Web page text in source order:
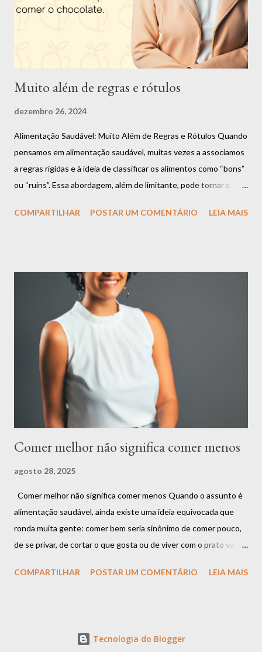
coisa. Fui uma criança acima do peso e desde nova senti o peso
dos padrões de beleza impostos pela sociedade. O ano de 2022
Muito além de regras e rótulos
dezembro 26, 2024
Alimentação Saudável: Muito Além de Regras e Rótulos Quando
pensamos em alimentação saudável, muitas vezes a associamos
a regras rígidas e à ideia de classificar os alimentos como “bons”
ou “ruins”. Essa abordagem, além de limitante, pode tornar a
que uma alimentação equilibrada vai muito além dessas
podem ter espaço na sua rotina. Há o momento de apreciar uma
refeição rica em nutrientes, como uma salada colorida e cheia de
sabor. E também há o momento de saborear aquele doce que
você tanto gosta ou um prato especial que traz conforto e boas
memórias. Esses momentos não só são normais, mas também
essenciais para uma relação leve com a comida. O segredo não
está em criar proibições, mas em encontrar o equilíbrio.
Alimentar-se bem é sobre compreender que ...
COMPARTILHAR POSTAR UM COMENTÁRIO LEIA MAIS
Comer melhor não significa comer menos
agosto 28, 2025
Comer melhor não significa comer menos Quando o assunto é
alimentação saudável, ainda existe uma ideia equivocada que
ronda muita gente: comer bem seria sinônimo de comer pouco,
de se privar, de cortar o que gosta ou de viver com o prato vazio.
resposta é: não. Comer melhor não significa comer menos.
bem” a restrições rígidas. Quantas vezes você já ouviu frases
COMPARTILHAR POSTAR UM COMENTÁRIO LEIA MAIS
Tecnologia do Blogger